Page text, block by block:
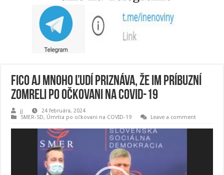
Fico aj mnoho ľudí priznáva, že im príbuzní
zomreli po očkovani na COVID-19
jj
24 februára, 2024
SMER-SD, Úmrtia po očkovani na COVID-19 Leave a comment